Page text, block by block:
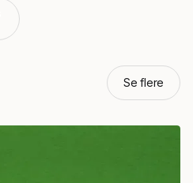
Se flere